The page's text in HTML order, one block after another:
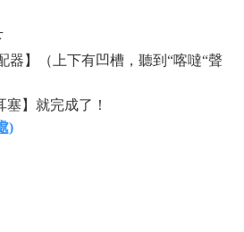
器】（上下有凹槽，聽到“喀噠“聲
塞】就完成了！
)